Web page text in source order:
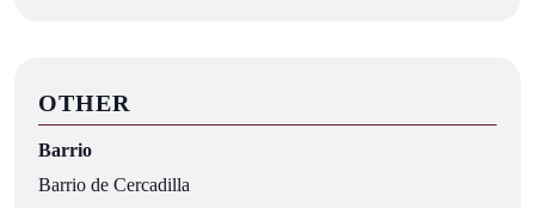
OTHER
Barrio
Barrio de Cercadilla